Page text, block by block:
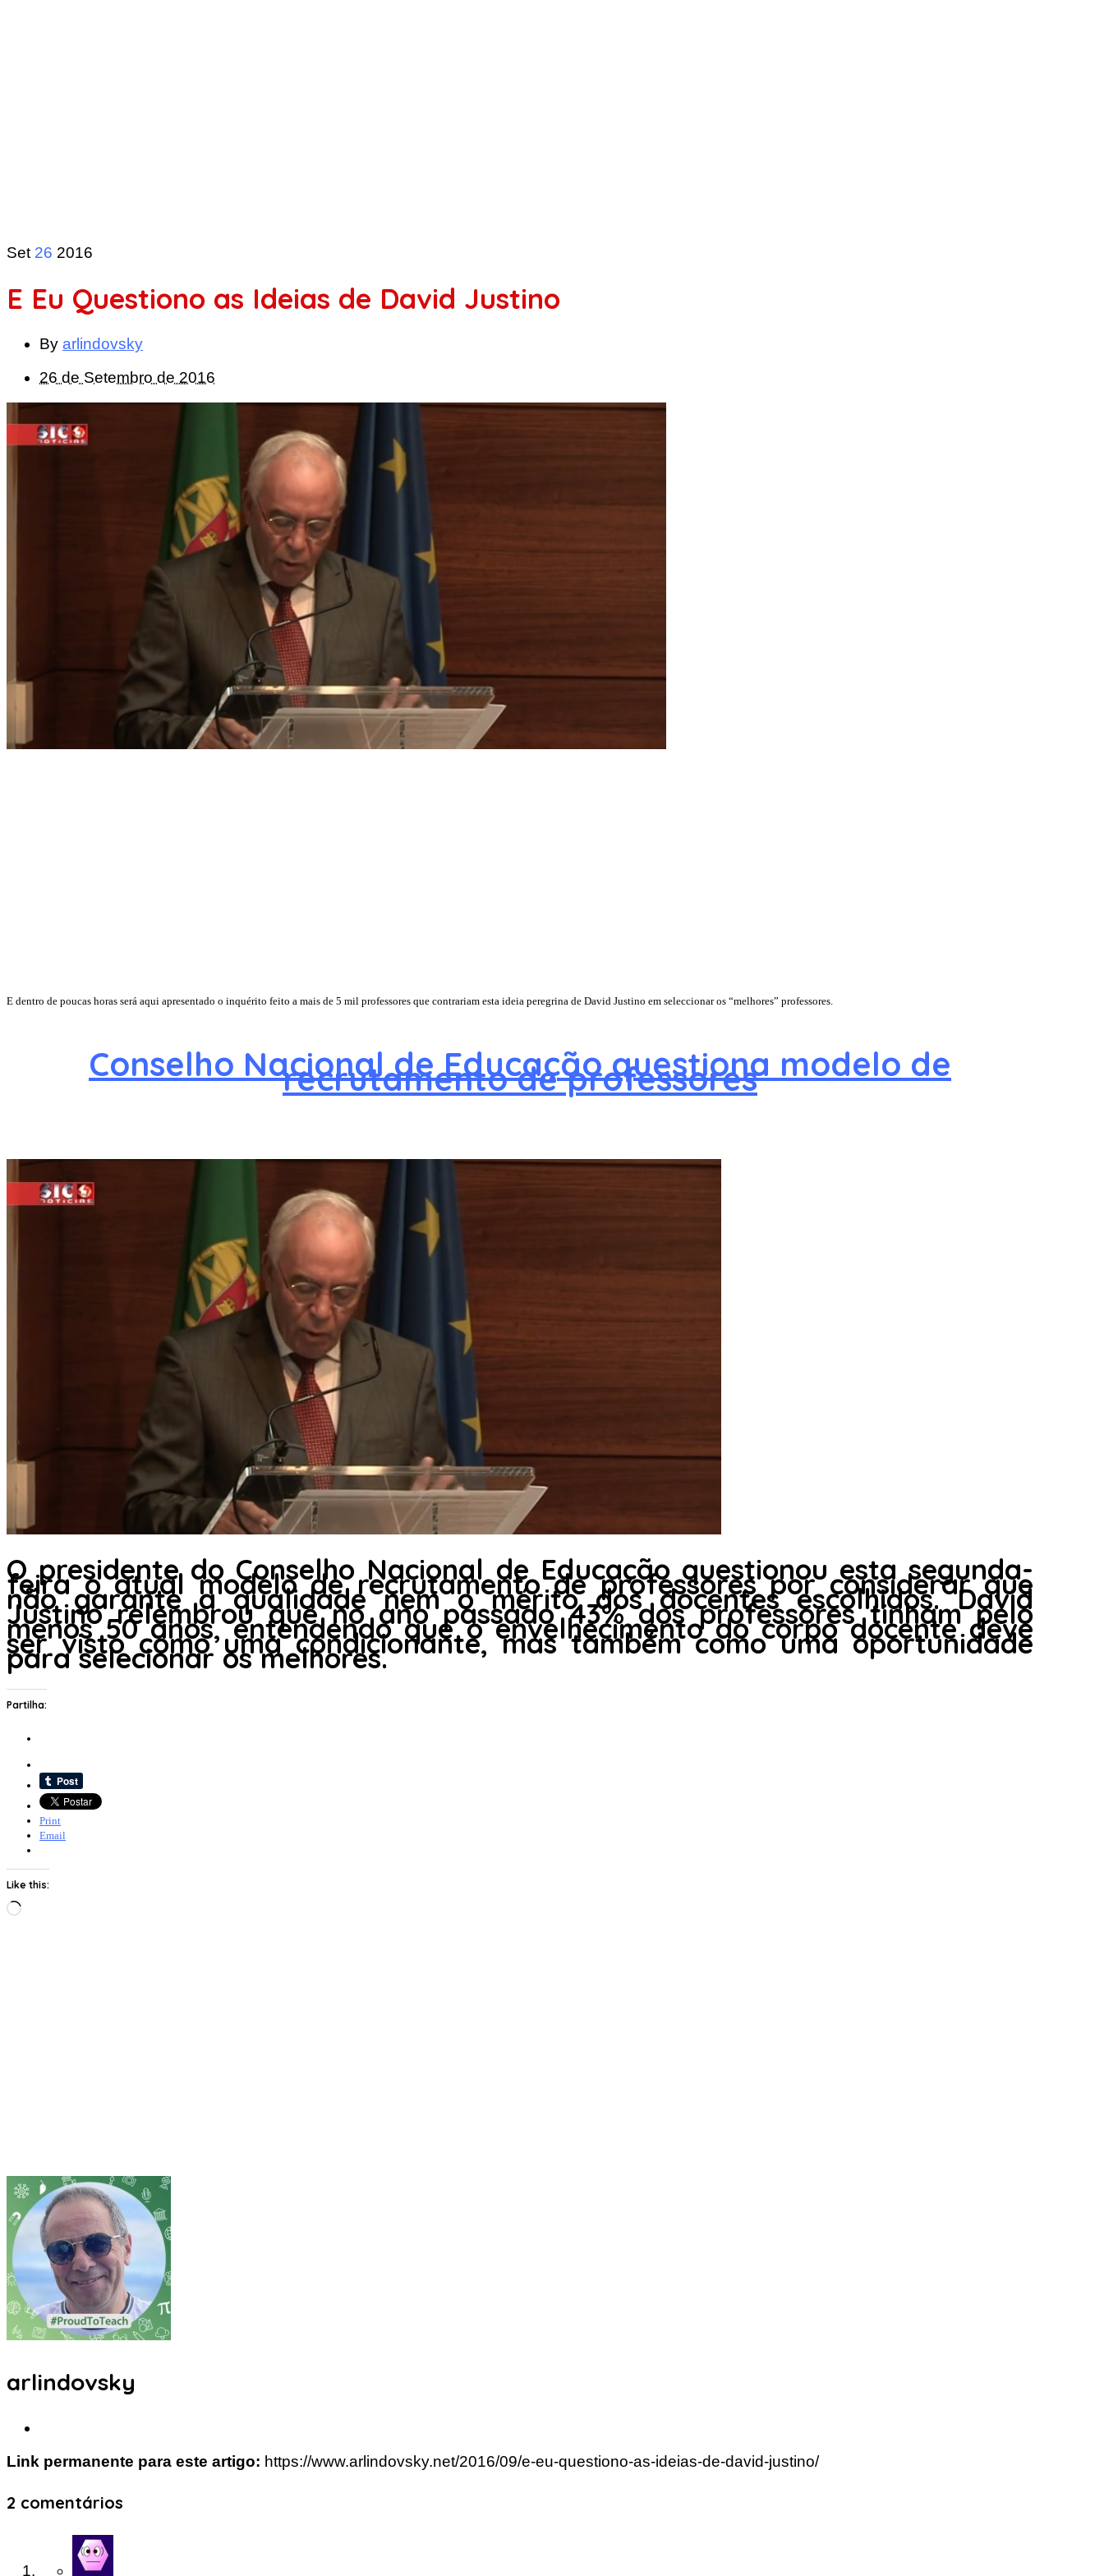
Set 26 2016
E Eu Questiono as Ideias de David Justino
By arlindovsky
26 de Setembro de 2016
E dentro de poucas horas será aqui apresentado o inquérito feito a mais de 5 mil professores que contrariam esta ideia peregrina de David Justino em seleccionar os “melhores” professores.
Conselho Nacional de Educação questiona modelo de
recrutamento de professores
O presidente do Conselho Nacional de Educação questionou esta segunda-
feira o atual modelo de recrutamento de professores por considerar que
não garante a qualidade nem o mérito dos docentes escolhidos. David
Justino relembrou que no ano passado 43% dos professores tinham pelo
menos 50 anos, entendendo que o envelhecimento do corpo docente deve
ser visto como uma condicionante, mas também como uma oportunidade
para selecionar os melhores.
Partilha:
Print
Email
Like this:
Loading…
arlindovsky
Link permanente para este artigo: https://www.arlindovsky.net/2016/09/e-eu-questiono-as-ideias-de-david-justino/
2 comentários